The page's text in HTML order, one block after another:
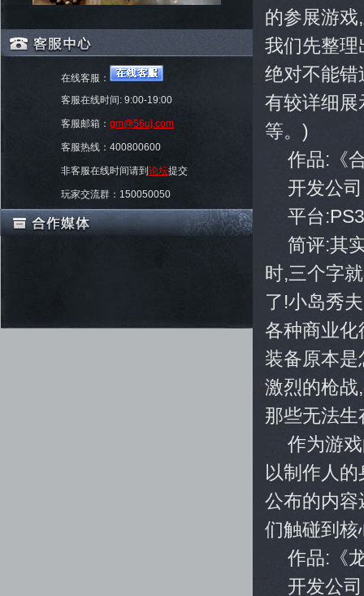
在线客服：
客服在线时间: 9:00-19:00
客服邮箱： gm@56uj.com
客服热线：400800600
非客服在线时间请到 论坛提交
玩家交流群：150050050
的参展游
我们先整理
绝对不能错
有较详细展
等。)
作品:《
开发公
平台
简评:其
时,三个字
了!小岛秀
各种商业
装备原本
激烈的枪战
那些无法
作为游
以制作人
公布的内
们触碰到核
作品:《
开发公